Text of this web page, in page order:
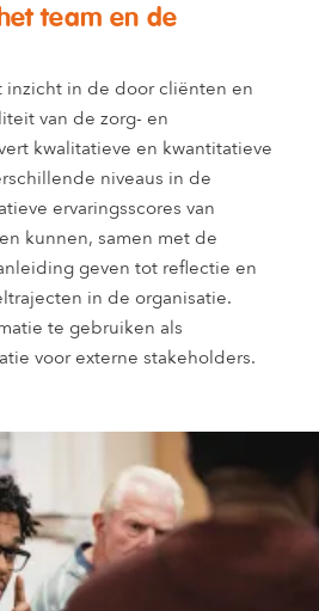
team en de
inzicht in de door cliënten en
van de zorg- en
kwalitatieve en kwantitatieve
niveaus in de
ervaringsscores van
kunnen, samen met de
geven tot reflectie en
in de organisatie.
te gebruiken als
voor externe stakeholders.